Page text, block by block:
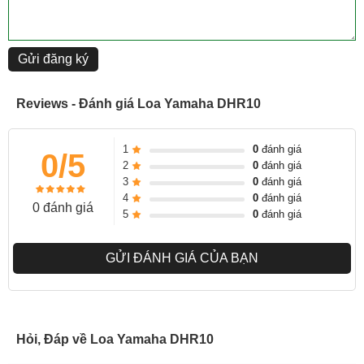
Video: Review loa DHR
cho cài đặt cố định và các tiện ích, tất cả đều có các trình điều
Gửi đăng ký
Reviews - Đánh giá Loa Yamaha DHR10
0/5
0 đánh giá
1 0đánh giá
2
0đánh giá
3
0đánh giá
4
0đánh giá
5
0đánh giá
GỬI ĐÁNH GIÁ CỦA BẠN
Hỏi, Đáp về Loa Yamaha DHR10